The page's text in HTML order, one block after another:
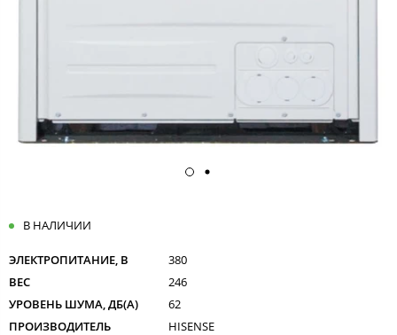
В НАЛИЧИИ
ЭЛЕКТРОПИТАНИЕ, В
380
ВЕС
246
УРОВЕНЬ ШУМА, ДБ(А)
62
ПРОИЗВОДИТЕЛЬ
HISENSE